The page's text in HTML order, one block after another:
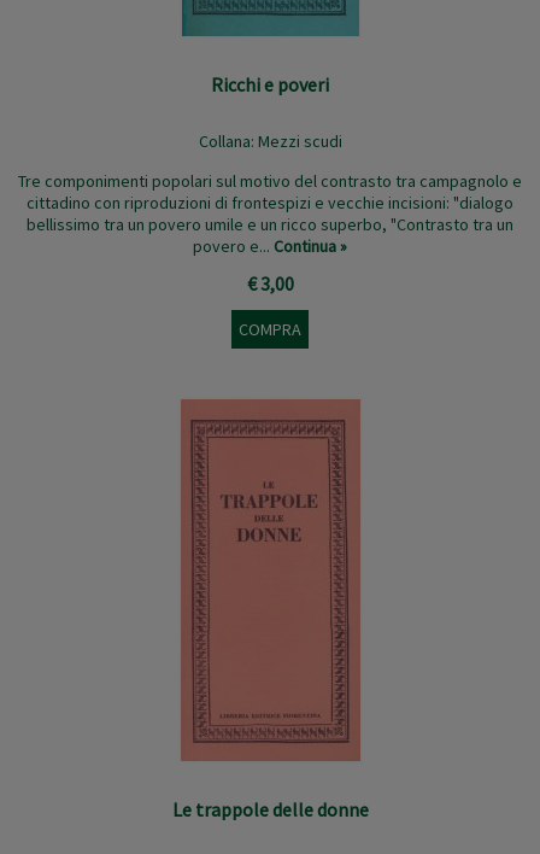
Ricchi e poveri
Collana: Mezzi scudi
Tre componimenti popolari sul motivo del contrasto tra campagnolo e
cittadino con riproduzioni di frontespizi e vecchie incisioni: "dialogo
bellissimo tra un povero umile e un ricco superbo, "Contrasto tra un
povero e... Continua »
€ 3,00
COMPRA
Le trappole delle donne